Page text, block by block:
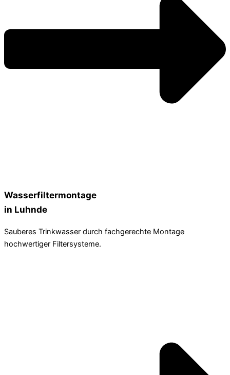
Wasserfiltermontage
in Luhnde
Sauberes Trinkwasser durch fachgerechte Montage
hochwertiger Filtersysteme.